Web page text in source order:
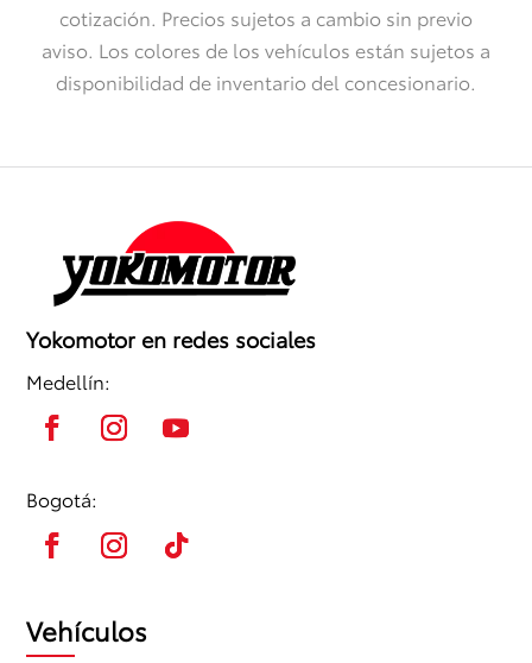
cotización. Precios sujetos a cambio sin previo
aviso. Los colores de los vehículos están sujetos a
disponibilidad de inventario del concesionario.
Yokomotor en redes sociales
Medellín:
Bogotá:
Vehículos